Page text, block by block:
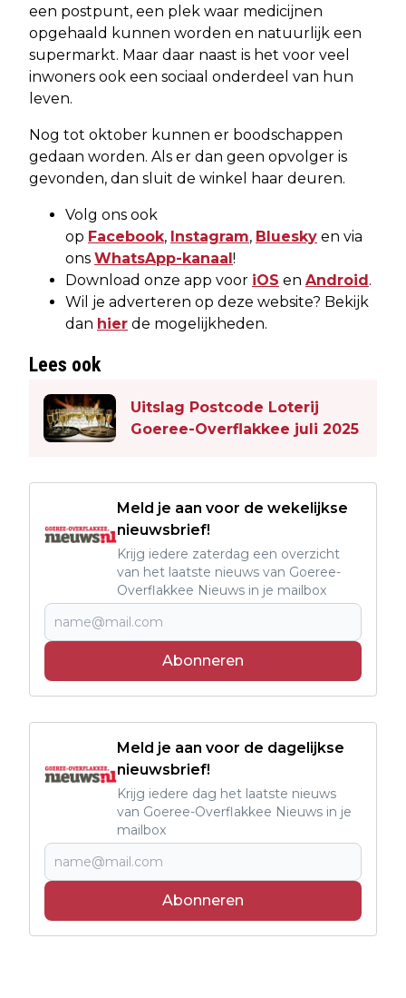
een postpunt, een plek waar medicijnen
opgehaald kunnen worden en natuurlijk een
supermarkt. Maar daar naast is het voor veel
inwoners ook een sociaal onderdeel van hun
leven.
Nog tot oktober kunnen er boodschappen
gedaan worden. Als er dan geen opvolger is
gevonden, dan sluit de winkel haar deuren.
Volg ons ook
op Facebook, Instagram, Bluesky en via
ons WhatsApp-kanaal !
Download onze app voor iOS en Android .
Wil je adverteren op deze website? Bekijk
dan hier de mogelijkheden.
Lees ook
Uitslag Postcode Loterij
Goeree-Overflakkee juli 2025
Meld je aan voor de wekelijkse
nieuwsbrief!
Krijg iedere zaterdag een overzicht
van het laatste nieuws van Goeree-
Overflakkee Nieuws in je mailbox
Abonneren
Meld je aan voor de dagelijkse
nieuwsbrief!
Krijg iedere dag het laatste nieuws
van Goeree-Overflakkee Nieuws in je
mailbox
Abonneren